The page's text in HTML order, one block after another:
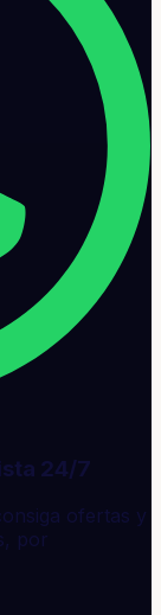
24/7
ofertas y
por